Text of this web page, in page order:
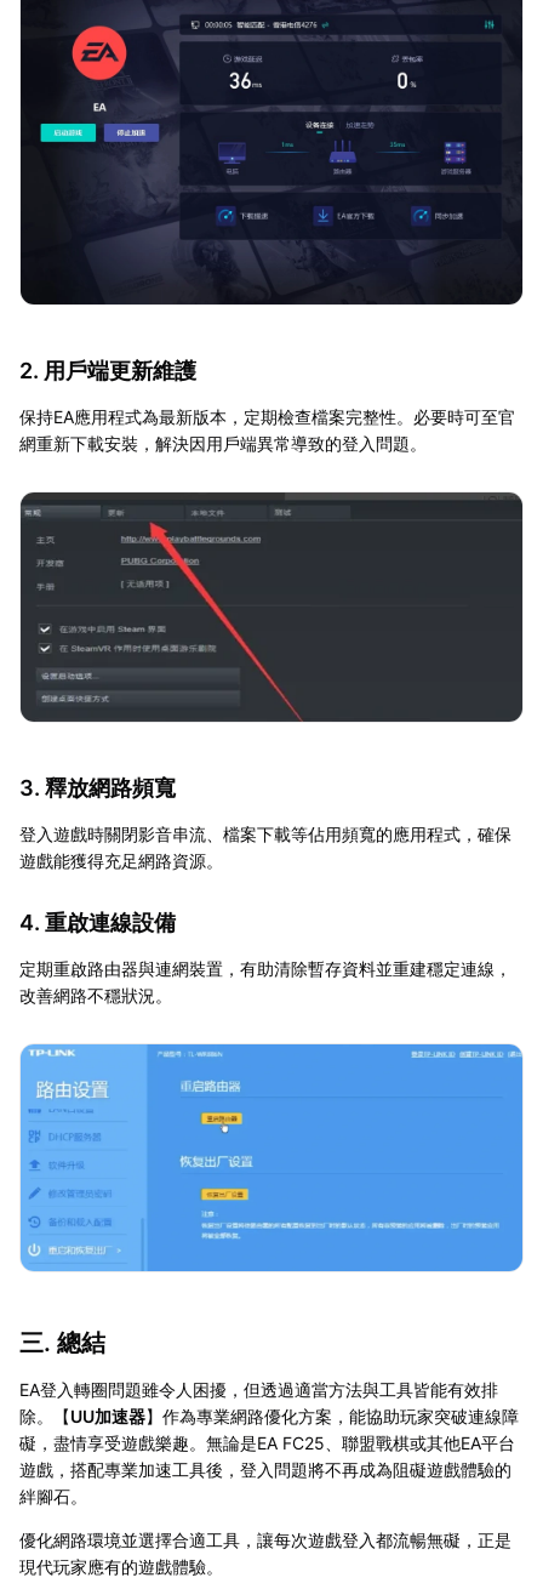
2. 用戶端更新維護
保持EA應用程式為最新版本，定期檢查檔案完整性。必要時可至官
網重新下載安裝，解決因用戶端異常導致的登入問題。
3. 釋放網路頻寬
登入遊戲時關閉影音串流、檔案下載等佔用頻寬的應用程式，確保
遊戲能獲得充足網路資源。
4. 重啟連線設備
定期重啟路由器與連網裝置，有助清除暫存資料並重建穩定連線，
改善網路不穩狀況。
三. 總結
EA登入轉圈問題雖令人困擾，但透過適當方法與工具皆能有效排
除。【UU加速器】作為專業網路優化方案，能協助玩家突破連線障
礙，盡情享受遊戲樂趣。無論是EA FC25、聯盟戰棋或其他EA平台
遊戲，搭配專業加速工具後，登入問題將不再成為阻礙遊戲體驗的
絆腳石。
優化網路環境並選擇合適工具，讓每次遊戲登入都流暢無礙，正是
現代玩家應有的遊戲體驗。